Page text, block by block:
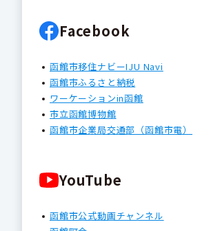
Facebook
函館市移住ナビーIJU Navi
函館市ふるさと納税
ワーケーションin函館
市立函館博物館
函館市企業局交通部（函館市電）
YouTube
函館市公式動画チャンネル